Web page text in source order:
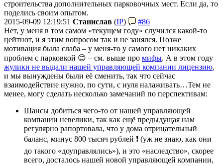
строительства дополнительных парковочных мест. Если да, то
поделись своим опытом.
2015-09-09 12:19:51 Станислав (IP)
#86
Нет, у меня в том самом «текущем году» случился какой-то
цейтнот, и я этим вопросом так и не занялся. Позже
мотивация была слаба – у меня-то у самого нет никаких
проблем с парковкой 😊 – см. выше про мифы. А в этом году
жулики не выдали нашей управляющей компании лицензию,
и мы вынуждены были её сменить, так что сейчас
взаимодействие нужно, по сути, с нуля налаживать…Тем не
менее, могу сделать несколько замечаний по перспективам:
Шансы добиться чего-то от нашей управляющей
компании невелики, так как ещё предыдущая нам
регулярно рапортовала, что у дома отрицательный
баланс, минус 800 тысяч рублей ❗️ (уж не знаю, как они
до такого «доуправлялись»), и это «наследство», скорее
всего, досталось нашей новой управляющей компании,